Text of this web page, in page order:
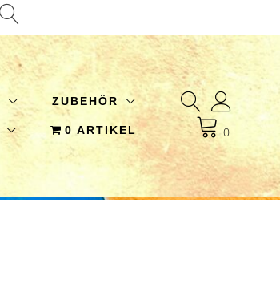
ZUBEHÖR
0 ARTIKEL 0